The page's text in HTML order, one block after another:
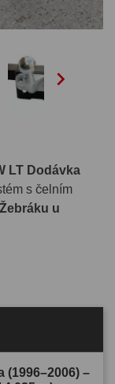

LT Dodávka
s čelním
u
(1996–2006) –